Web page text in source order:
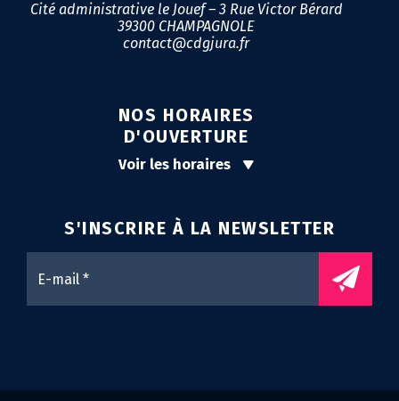
Cité administrative le Jouef – 3 Rue Victor Bérard
39300 CHAMPAGNOLE
contact@cdgjura.fr
NOS HORAIRES
D'OUVERTURE
Voir les horaires
S'INSCRIRE À LA NEWSLETTER